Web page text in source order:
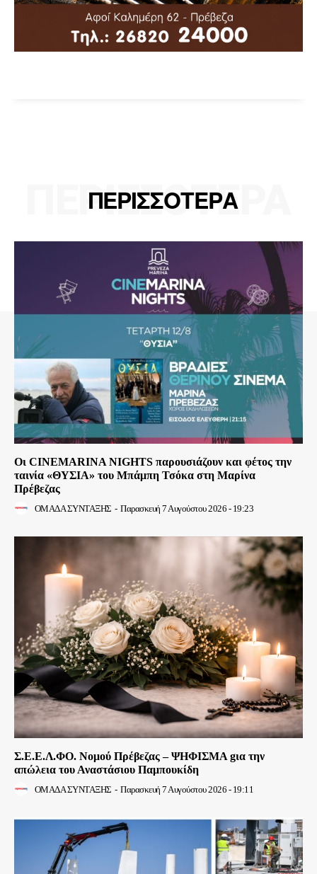
ΠΕΡΙΣΣΟΤΕΡΑ
ΠΕΡΙΣΣΟΤΕΡΑ
Οι CINEMARINA NIGHTS παρουσιάζουν και φέτος την
ταινία «ΘΥΣΙΑ» του Μπάμπη Τσόκα στη Μαρίνα
Πρέβεζας
ΟΜΑΔΑ ΣΥΝΤΑΞΗΣ - Παρασκευή 7 Αυγούστου 2026 - 19:23
Σ.Ε.Ε.Λ.ΦΟ. Νομού Πρέβεζας – ΨΗΦΙΣΜΑ gια την
απώλεια του Αναστάσιου Παμπουκίδη
ΟΜΑΔΑ ΣΥΝΤΑΞΗΣ - Παρασκευή 7 Αυγούστου 2026 - 19:11